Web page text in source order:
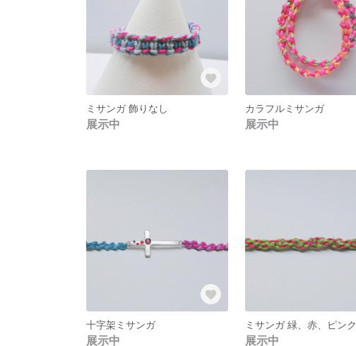
ミサンガ 飾りなし
展示中
カラフルミサンガ
展示中
十字架ミサンガ
展示中
ミサンガ 緑、赤、ピンク
展示中